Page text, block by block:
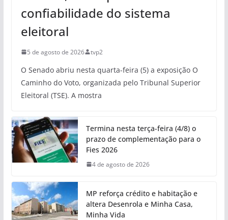
confiabilidade do sistema
eleitoral
5 de agosto de 2026 tvp2
O Senado abriu nesta quarta-feira (5) a exposição O
Caminho do Voto, organizada pelo Tribunal Superior
Eleitoral (TSE). A mostra
Termina nesta terça-feira (4/8) o
prazo de complementação para o
Fies 2026
4 de agosto de 2026
MP reforça crédito e habitação e
altera Desenrola e Minha Casa,
Minha Vida